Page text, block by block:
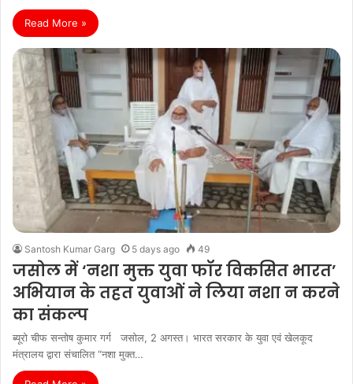
Read More »
Santosh Kumar Garg 5 days ago 49
जसोल में ‘नशा मुक्त युवा फॉर विकसित भारत’
अभियान के तहत युवाओं ने लिया नशा न करने
का संकल्प
ब्यूरो चीफ सन्तोष कुमार गर्ग जसोल, 2 अगस्त। भारत सरकार के युवा एवं खेलकूद
मंत्रालय द्वारा संचालित “नशा मुक्त…